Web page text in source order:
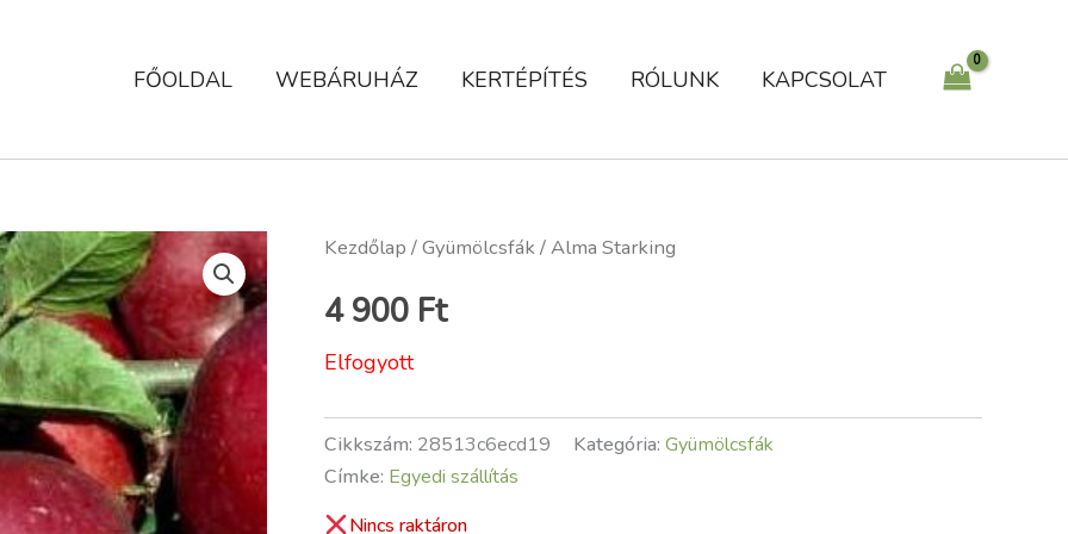
FŐOLDAL WEBÁRUHÁZ KERTÉPÍTÉS RÓLUNK KAPCSOLAT
Kezdőlap /Gyümölcsfák / Alma Starking
4 900 Ft
Elfogyott
Cikkszám: 28513c6ecd19 Kategória: Gyümölcsfák
Címke: Egyedi szállítás
Nincs raktáron